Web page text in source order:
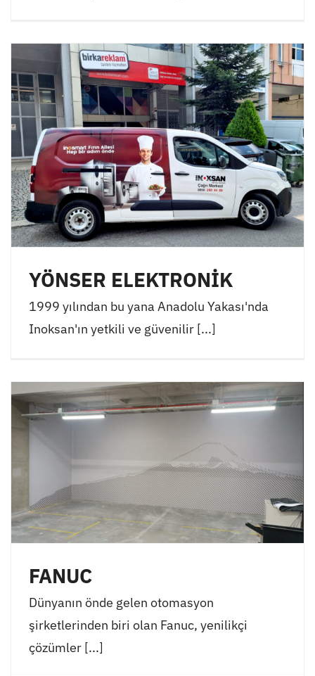
YÖNSER ELEKTRONİK
1999 yılından bu yana Anadolu Yakası'nda
Inoksan'ın yetkili ve güvenilir [...]
FANUC
Dünyanın önde gelen otomasyon
şirketlerinden biri olan Fanuc, yenilikçi
çözümler [...]